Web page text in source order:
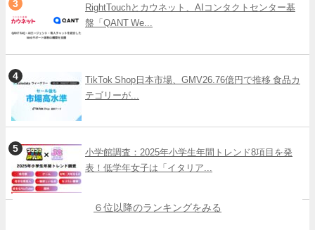
RightTouchとカウネット、AIコンタクトセンター基
盤「QANT We...
TikTok Shop日本市場、GMV26.76億円で推移 食品カ
テゴリーが...
小学館調査：2025年小学生年間トレンド8項目を発
表！低学年女子は「イタリア...
６位以降のランキングをみる